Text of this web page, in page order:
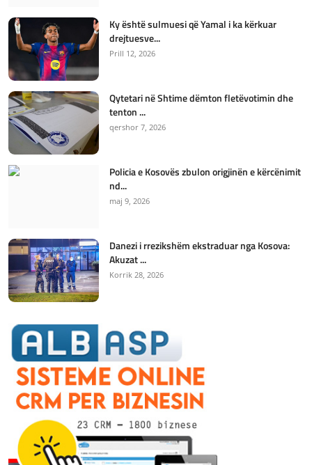
Ky është sulmuesi që Yamal i ka kërkuar
drejtuesve...
Prill 12, 2026
Qytetari në Shtime dëmton fletëvotimin dhe
tenton ...
qershor 7, 2026
Policia e Kosovës zbulon origjinën e kërcënimit
nd...
maj 9, 2026
Danezi i rrezikshëm ekstraduar nga Kosova:
Akuzat ...
Korrik 28, 2026